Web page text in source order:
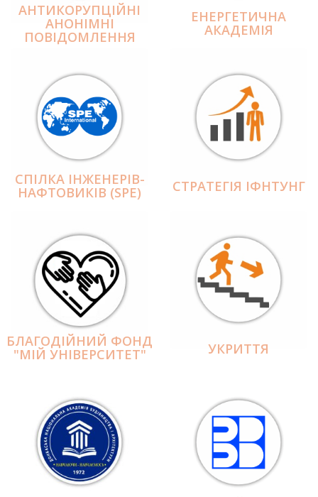
АНТИКОРУПЦІЙНІ
АНОНІМНІ
ПОВІДОМЛЕННЯ
ЕНЕРГЕТИЧНА
АКАДЕМІЯ
СПІЛКА ІНЖЕНЕРІВ-
НАФТОВИКІВ (SPE) СТРАТЕГІЯ ІФНТУНГ
БЛАГОДІЙНИЙ ФОНД
"МІЙ УНІВЕРСИТЕТ" УКРИТТЯ